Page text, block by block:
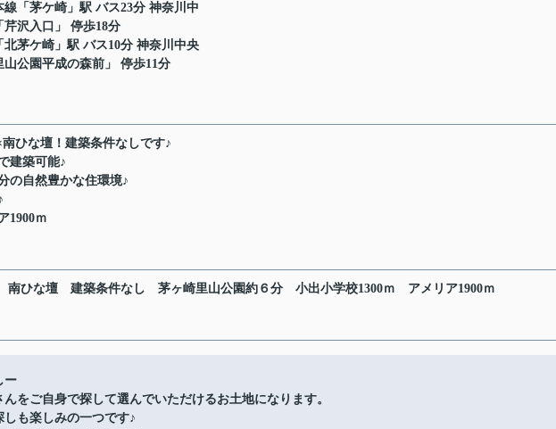
線 「 茅ケ崎 」駅 バス23分 神奈川中
芹沢入口」 停歩18分
北茅ケ崎 」駅 バス10分 神奈川中央
山公園平成の森前」 停歩11分
ひな壇！建築条件なしです♪
建築可能♪
の自然豊かな住環境♪
1900ｍ
南ひな壇 建築条件なし 茅ヶ崎里山公園約６分 小出小学校1300ｍ アメリア1900ｍ
ー
をご自身で探して選んでいただけるお土地になります。
しも楽しみの一つです♪